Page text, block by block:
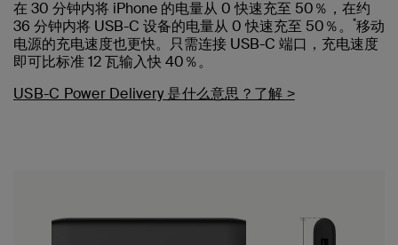
在 30 分钟内将 iPhone 的电量从 0 快速充至 50％，在约
36 分钟内将 USB-C 设备的电量从 0 快速充至 50％。
*移动
电源的充电速度也更快。只需连接 USB-C 端口，充电速度
即可比标准 12 瓦输入快 40％。
USB-C Power Delivery 是什么意思？了解 >